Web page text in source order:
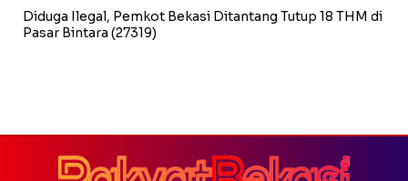
Diduga Ilegal, Pemkot Bekasi Ditantang Tutup 18 THM di
Pasar Bintara (27319)